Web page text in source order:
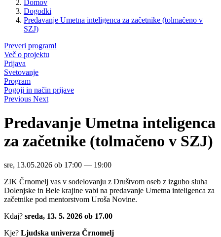
Domov
Dogodki
Predavanje Umetna inteligenca za začetnike (tolmačeno v
SZJ)
Preveri program!
Več o projektu
Prijava
Svetovanje
Program
Pogoji in način prijave
Previous Next
Predavanje Umetna inteligenca
za začetnike (tolmačeno v SZJ)
sre, 13.05.2026 ob 17:00 — 19:00
ZIK Črnomelj vas v sodelovanju z Društvom oseb z izgubo sluha
Dolenjske in Bele krajine vabi na predavanje Umetna inteligenca za
začetnike pod mentorstvom Uroša Novine.
Kdaj? sreda, 13. 5. 2026 ob 17.00
Kje? Ljudska univerza Črnomelj